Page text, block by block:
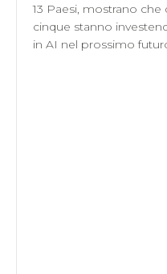
13 Paesi, mostrano
cinque stanno
in AI nel prossimo